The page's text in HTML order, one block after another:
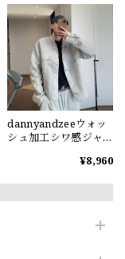
dannyandzeeウォッ
シュ加工シワ感ジャ
¥8,960